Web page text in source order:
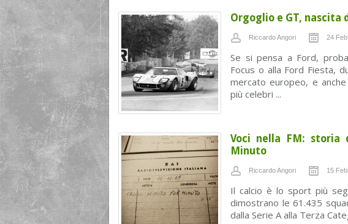
Orgoglio e GT, nascita
Riccardo Angori 24
Se si pensa a Ford,
Focus o alla Ford Fiesta,
mercato europeo, e
più celebri ...
Voci nella FM:
Minuto
Riccardo Angori 15
Il calcio è lo sport più
dimostrano le 61.435
dalla Serie A alla Terza